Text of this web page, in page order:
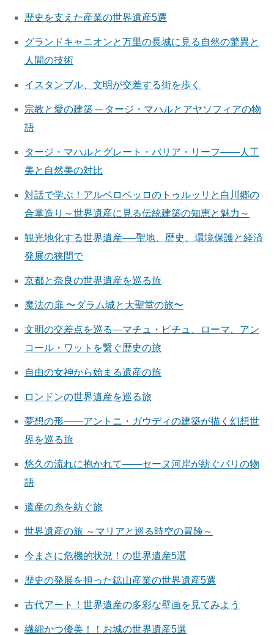
歴史を支えた産業の世界遺産5選
グランドキャニオンと万里の長城に見る自然の驚異と
人間の技術
イスタンブル、文明が交差する街を歩く
宗教と愛の建築 ─ タージ・マハルとアヤソフィアの物
語
タージ・マハルとグレート・バリア・リーフ——人工
美と自然美の対比
対話で学ぶ！アルベロベッロのトゥルッリと白川郷の
合掌造り～世界遺産に見る伝統建築の知恵と魅力～
観光地化する世界遺産──聖地、歴史、環境保護と経済
発展の狭間で
京都と奈良の世界遺産を巡る旅
魔法の扉 〜ダラム城と大聖堂の旅〜
文明の交差点を巡る—マチュ・ピチュ、ローマ、アン
コール・ワットを繋ぐ歴史の旅
自由の女神から始まる遺産の旅
ロンドンの世界遺産を巡る旅
夢想の形――アントニ・ガウディの建築が描く幻想世
界を巡る旅
悠久の流れに抱かれて――セーヌ河岸が紡ぐパリの物
語
遺産の糸を紡ぐ旅
世界遺産の旅 ～マリアと巡る時空の冒険～
今まさに危機的状況！の世界遺産5選
歴史の発展を担った鉱山産業の世界遺産5選
古代アート！世界遺産の多彩な壁画を見てみよう
繊細かつ優美！！お城の世界遺産5選